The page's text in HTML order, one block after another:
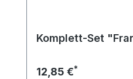
Komplett-Set
12,85 €*